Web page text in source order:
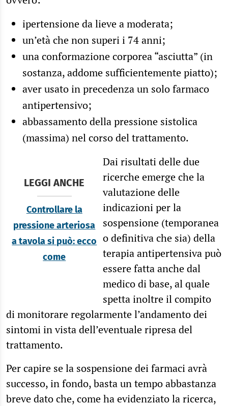
ipertensione da lieve a moderata;
un’età che non superi i 74 anni;
una conformazione corporea “asciutta” (in
sostanza, addome sufficientemente piatto);
aver usato in precedenza un solo farmaco
antipertensivo;
abbassamento della pressione sistolica
(massima) nel corso del trattamento.
LEGGI ANCHE
Controllare la
pressione arteriosa
a tavola si può: ecco
come
Dai risultati delle due
ricerche emerge che la
valutazione delle
indicazioni per la
sospensione (temporanea
o definitiva che sia) della
terapia antipertensiva può
essere fatta anche dal
medico di base, al quale
spetta inoltre il compito
di monitorare regolarmente l’andamento dei
sintomi in vista dell’eventuale ripresa del
trattamento.
Per capire se la sospensione dei farmaci avrà
successo, in fondo, basta un tempo abbastanza
breve dato che, come ha evidenziato la ricerca,